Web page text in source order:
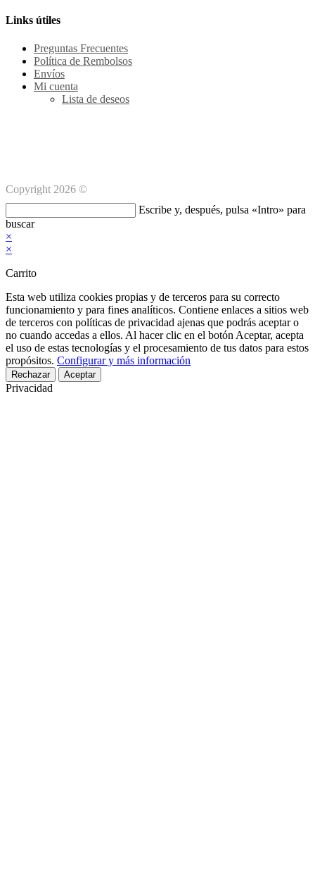
Links útiles
Preguntas Frecuentes
Política de Rembolsos
Envíos
Mi cuenta
Lista de deseos
Copyright 2026 ©
en
esta
web
Escribe y, después, pulsa «Intro» para
buscar
×
×
Carrito
Esta web utiliza cookies propias y de terceros para su correcto
funcionamiento y para fines analíticos. Contiene enlaces a sitios web
de terceros con políticas de privacidad ajenas que podrás aceptar o
no cuando accedas a ellos. Al hacer clic en el botón Aceptar, acepta
el uso de estas tecnologías y el procesamiento de tus datos para estos
propósitos. Configurar y más información
Rechazar Aceptar
Privacidad